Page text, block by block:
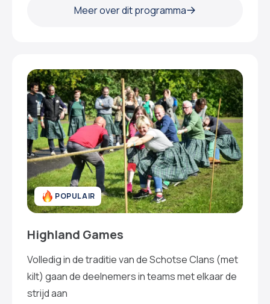
Meer over dit programma
POPULAIR
Highland Games
Volledig in de traditie van de Schotse Clans (met
kilt) gaan de deelnemers in teams met elkaar de
strijd aan